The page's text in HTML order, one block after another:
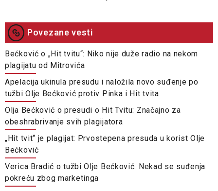
Povezane vesti
Bećković o „Hit tvitu“: Niko nije duže radio na nekom
plagijatu od Mitrovića
Apelacija ukinula presudu i naložila novo suđenje po
tužbi Olje Bećković protiv Pinka i Hit tvita
Olja Bećković o presudi o Hit Tvitu: Značajno za
obeshrabrivanje svih plagijatora
„Hit tvit“ je plagijat: Prvostepena presuda u korist Olje
Bećković
Verica Bradić o tužbi Olje Bećković: Nekad se suđenja
pokreću zbog marketinga